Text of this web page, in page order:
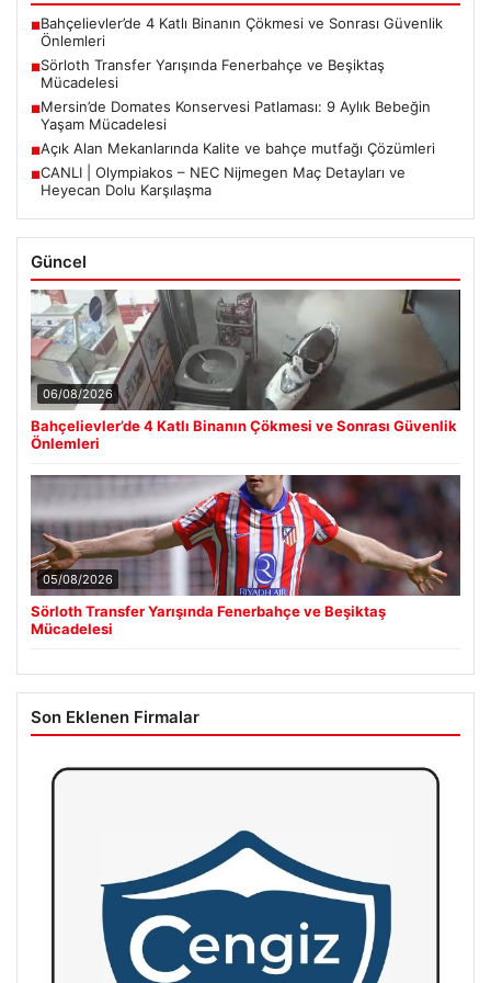
■Bahçelievler’de 4 Katlı Binanın Çökmesi ve Sonrası Güvenlik
Önlemleri
■Sörloth Transfer Yarışında Fenerbahçe ve Beşiktaş
Mücadelesi
■Mersin’de Domates Konservesi Patlaması: 9 Aylık Bebeğin
Yaşam Mücadelesi
■Açık Alan Mekanlarında Kalite ve bahçe mutfağı Çözümleri
■CANLI | Olympiakos – NEC Nijmegen Maç Detayları ve
Heyecan Dolu Karşılaşma
Güncel
06/08/2026
Bahçelievler’de 4 Katlı Binanın Çökmesi ve Sonrası Güvenlik
Önlemleri
05/08/2026
Sörloth Transfer Yarışında Fenerbahçe ve Beşiktaş
Mücadelesi
Son Eklenen Firmalar